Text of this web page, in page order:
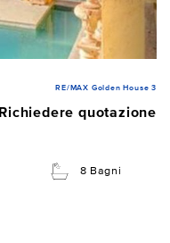
RE/MAX Golden House 3
Richiedere quotazione
8 Bagni